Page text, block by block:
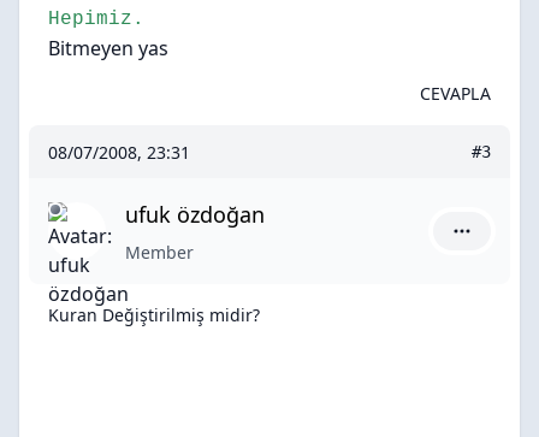
Hepimiz.
Bitmeyen yas
CEVAPLA
08/07/2008, 23:31 #3
ufuk özdoğan
Member
Kuran Değiştirilmiş midir?